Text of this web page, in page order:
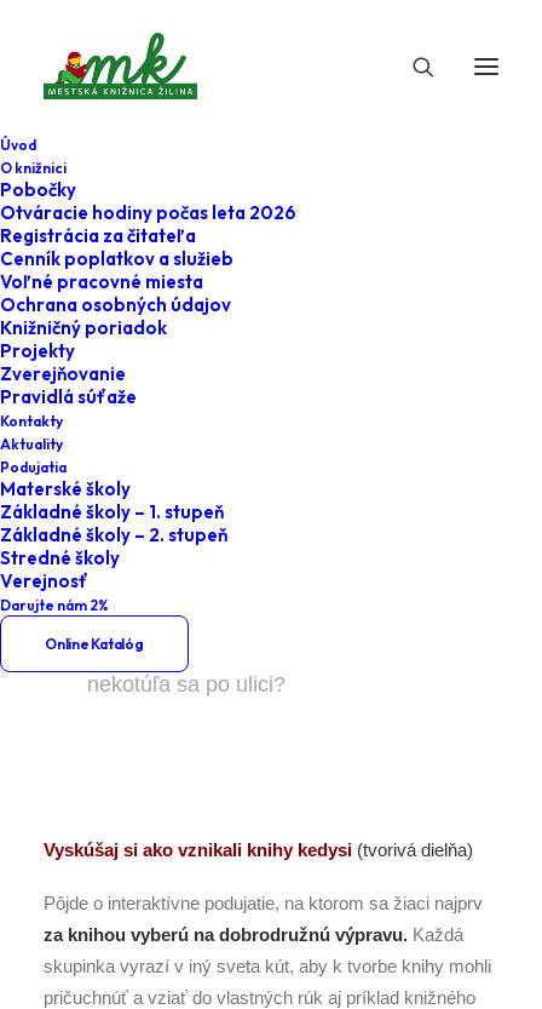
Úvod
O knižnici
Pobočky
Otváracie hodiny počas leta 2026
Registrácia za čitateľa
Cenník poplatkov a služieb
Voľné pracovné miesta
Ochrana osobných údajov
Knižničný poriadok
Projekty
Zverejňovanie
Pravidlá súťaže
Kontakty
Aktuality
Podujatia
Materské školy
Základné školy – 1. stupeň
Základné školy – 2. stupeň
Stredné školy
Verejnosť
Darujte nám 2%
Online Katalóg
Prečo kniha leží na
po ulici?
Home
Základné školy - 2. stupeň
Prečo kniha leží na polici a
nekotúľa sa po ulici?
Vyskúšaj si ako vznikali knihy kedysi (tvorivá dielňa)
Pôjde o interaktívne podujatie, na ktorom sa žiaci najprv
za knihou vyberú na dobrodružnú výpravu. Každá
skupinka vyrazí v iný sveta kút, aby k tvorbe knihy mohli
pričuchnúť a vziať do vlastných rúk aj príklad knižného